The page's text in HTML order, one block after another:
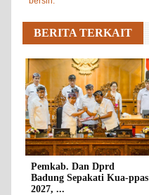
BERITA TERKAIT
Pemkab. Dan Dprd
Badung Sepakati Kua-ppas
2027, ...